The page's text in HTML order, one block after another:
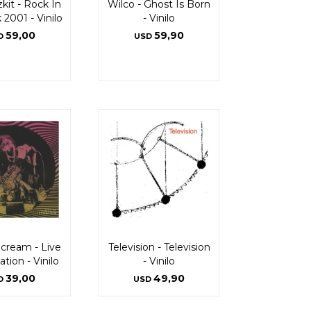
- Rock In
2001 - Vinilo
59,00
Wilco - Ghost Is Born
- Vinilo
USD 59,90
- Live
- Vinilo
39,00
Television - Television
- Vinilo
USD 49,90